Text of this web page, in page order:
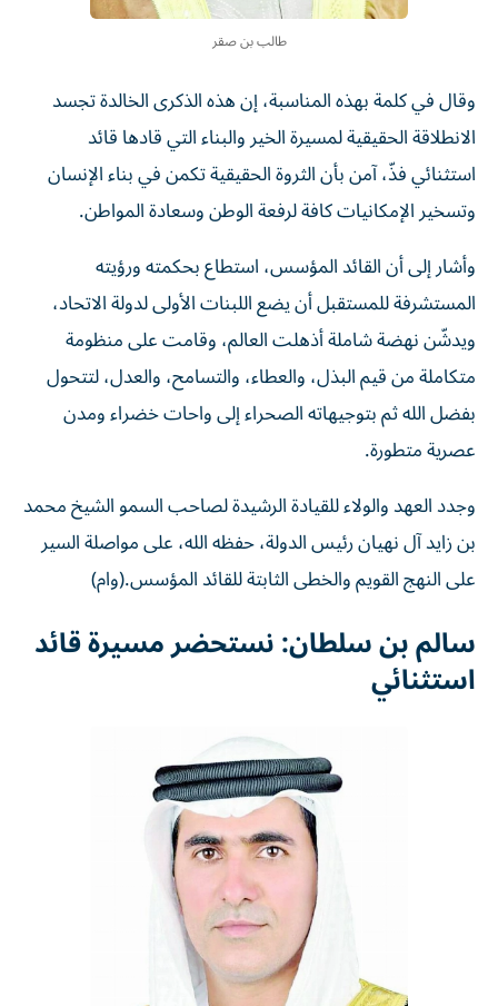
طالب بن صقر
وقال في كلمة بهذه المناسبة، إن هذه الذكرى الخالدة تجسد
الانطلاقة الحقيقية لمسيرة الخير والبناء التي قادها قائد
استثنائي فذّ، آمن بأن الثروة الحقيقية تكمن في بناء الإنسان
وتسخير الإمكانيات كافة لرفعة الوطن وسعادة المواطن.
وأشار إلى أن القائد المؤسس، استطاع بحكمته ورؤيته
المستشرفة للمستقبل أن يضع اللبنات الأولى لدولة الاتحاد،
ويدشّن نهضة شاملة أذهلت العالم، وقامت على منظومة
متكاملة من قيم البذل، والعطاء، والتسامح، والعدل، لتتحول
بفضل الله ثم بتوجيهاته الصحراء إلى واحات خضراء ومدن
عصرية متطورة.
وجدد العهد والولاء للقيادة الرشيدة لصاحب السمو الشيخ محمد
بن زايد آل نهيان رئيس الدولة، حفظه الله، على مواصلة السير
على النهج القويم والخطى الثابتة للقائد المؤسس.(وام)
سالم بن سلطان: نستحضر مسيرة قائد
استثنائي